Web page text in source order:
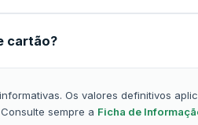
cartão?
Os valores definitivos
sempre a Ficha de